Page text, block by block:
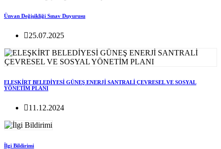
Ünvan Değişikliği Sınav Duyurusu
25.07.2025
ELEŞKİRT BELEDİYESİ GÜNEŞ ENERJİ SANTRALİ ÇEVRESEL VE SOSYAL
YÖNETİM PLANI
11.12.2024
İlgi Bildirimi